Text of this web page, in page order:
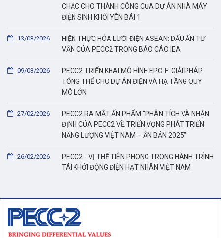
CHẮC CHO THÀNH CÔNG CỦA DỰ ÁN NHÀ MÁY
ĐIỆN SINH KHỐI YÊN BÁI 1
HIỆN THỰC HÓA LƯỚI ĐIỆN ASEAN: DẤU ẤN TƯ
VẤN CỦA PECC2 TRONG BÁO CÁO IEA
13/03/2026
PECC2 TRIỂN KHAI MÔ HÌNH EPC-F: GIẢI PHÁP
TỔNG THỂ CHO DỰ ÁN ĐIỆN VÀ HẠ TẦNG QUY
MÔ LỚN
09/03/2026
PECC2 RA MẮT ẤN PHẨM “PHÂN TÍCH VÀ NHẬN
ĐỊNH CỦA PECC2 VỀ TRIỂN VỌNG PHÁT TRIỂN
NĂNG LƯỢNG VIỆT NAM – ẤN BẢN 2025”
27/02/2026
PECC2 - VỊ THẾ TIÊN PHONG TRONG HÀNH TRÌNH
TÁI KHỞI ĐỘNG ĐIỆN HẠT NHÂN VIỆT NAM
26/02/2026